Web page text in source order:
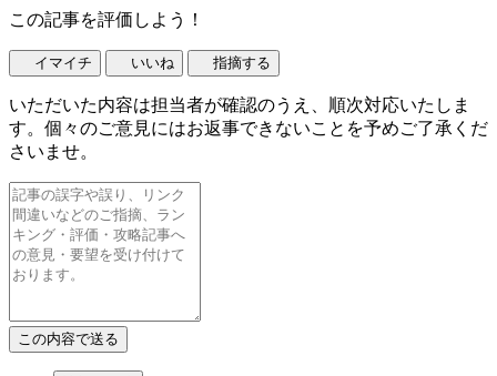
この記事を評価しよう！
イマイチ いいね 指摘する
いただいた内容は担当者が確認のうえ、順次対応いたしま
す。個々のご意見にはお返事できないことを予めご了承くだ
さいませ。